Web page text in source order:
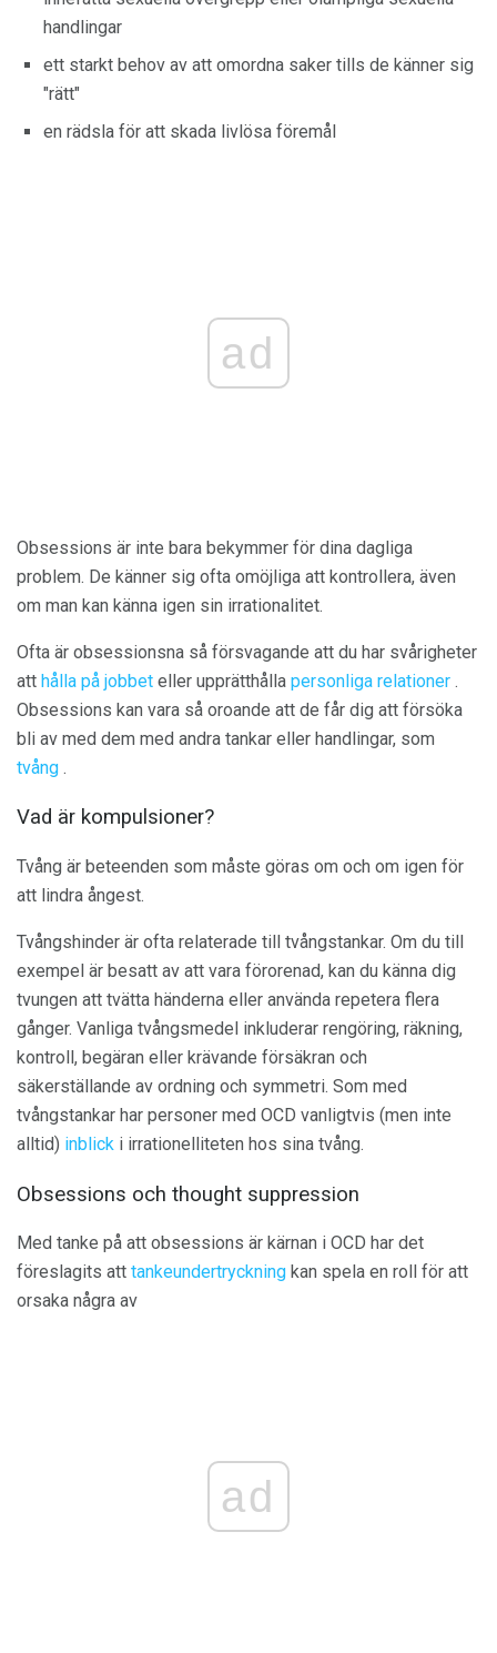
handlingar
ett starkt behov av att omordna saker tills de känner sig
"rätt"
en rädsla för att skada livlösa föremål
ad
Obsessions är inte bara bekymmer för dina dagliga
problem. De känner sig ofta omöjliga att kontrollera, även
om man kan känna igen sin irrationalitet.
Ofta är obsessionsna så försvagande att du har svårigheter
att hålla på jobbet eller upprätthålla personliga relationer .
Obsessions kan vara så oroande att de får dig att försöka
bli av med dem med andra tankar eller handlingar, som
tvång .
Vad är kompulsioner?
Tvång är beteenden som måste göras om och om igen för
att lindra ångest.
Tvångshinder är ofta relaterade till tvångstankar. Om du till
exempel är besatt av att vara förorenad, kan du känna dig
tvungen att tvätta händerna eller använda repetera flera
gånger. Vanliga tvångsmedel inkluderar rengöring, räkning,
kontroll, begäran eller krävande försäkran och
säkerställande av ordning och symmetri. Som med
tvångstankar har personer med OCD vanligtvis (men inte
alltid) inblick i irrationelliteten hos sina tvång.
Obsessions och thought suppression
Med tanke på att obsessions är kärnan i OCD har det
föreslagits att tankeundertryckning kan spela en roll för att
orsaka några av
ad